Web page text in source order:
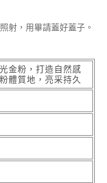
射，用畢請蓋好蓋子。
金粉，打造自然感
體質地，亮采持久